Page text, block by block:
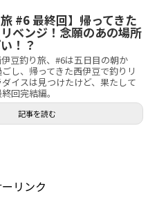
旅 #6 最終回】帰ってきた
ベンジ！念願のあの場所
！？
豆釣り旅、#6は五日目の朝か
し、帰ってきた西伊豆で釣りリ
イスは見つけたけど、果たして
回完結編。
記事を読む
リンク